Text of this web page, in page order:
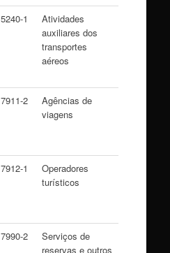
5240-1
Atividades
auxiliares dos
transportes
aéreos
7911-2
Agências de
viagens
7912-1
Operadores
turísticos
7990-2
Serviços de
reservas e outros